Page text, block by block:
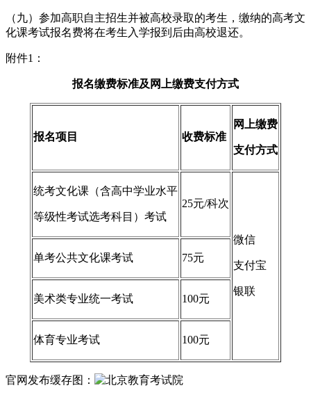
（九）参加高职自主招生并被高校录取的考生，缴纳的高考文
化课考试报名费将在考生入学报到后由高校退还。
附件1：
报名缴费标准及网上缴费支付方式
报名项目 收费标准
网上缴费
支付方式
统考文化课（含高中学业水平
等级性考试选考科目）考试
25元/科次
微信
支付宝
银联
单考公共文化课考试 75元
美术类专业统一考试 100元
体育专业考试 100元
官网发布缓存图：